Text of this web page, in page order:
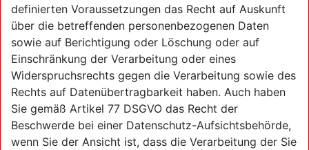
definierten Voraussetzungen das Recht auf Auskunft
über die betreffenden personenbezogenen Daten
sowie auf Berichtigung oder Löschung oder auf
Einschränkung der Verarbeitung oder eines
Widerspruchsrechts gegen die Verarbeitung sowie des
Rechts auf Datenübertragbarkeit haben. Auch haben
Sie gemäß Artikel 77 DSGVO das Recht der
Beschwerde bei einer Datenschutz-Aufsichtsbehörde,
wenn Sie der Ansicht ist, dass die Verarbeitung der Sie